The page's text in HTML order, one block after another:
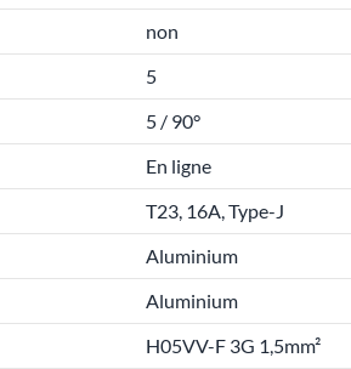
non
5
5 / 90°
En ligne
T23, 16A, Type-J
Aluminium
Aluminium
H05VV-F 3G 1,5mm²